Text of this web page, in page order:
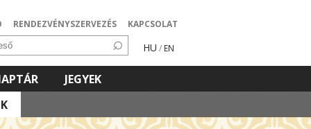
RENDEZVÉNYSZERVEZÉS KAPCSOLAT
HU / EN
JEGYEK